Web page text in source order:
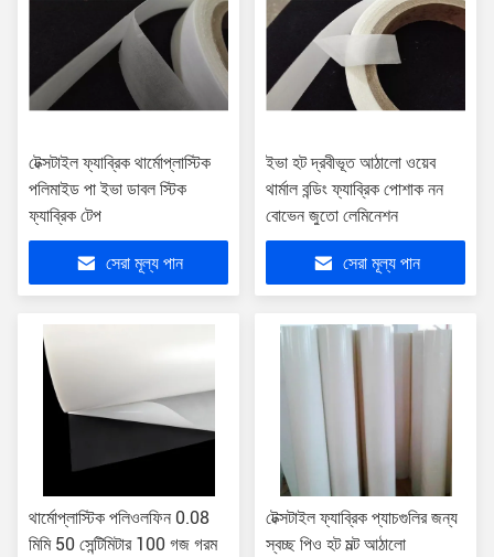
টেক্সটাইল ফ্যাব্রিক থার্মোপ্লাস্টিক
পলিমাইড পা ইভা ডাবল স্টিক
ফ্যাব্রিক টেপ
সেরা মূল্য পান
ইভা হট দ্রবীভূত আঠালো ওয়েব
থার্মাল বন্ডিং ফ্যাব্রিক পোশাক নন
বোভেন জুতো লেমিনেশন
সেরা মূল্য পান
থার্মোপ্লাস্টিক পলিওলফিন 0.08
মিমি 50 সেন্টিমিটার 100 গজ গরম
টেক্সটাইল ফ্যাব্রিক প্যাচগুলির জন্য
স্বচ্ছ পিও হট মল্ট আঠালো